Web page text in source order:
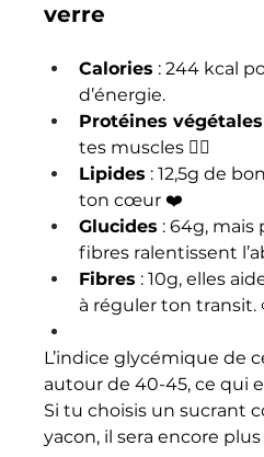
verre
Calories : 244 kcal
d’énergie.
Protéines végétales
tes muscles 🏋️‍♀️
Lipides : 12,5g de
ton cœur ❤️
Glucides : 64g, mais
fibres ralentissent
Fibres : 10g, elles
à réguler ton transit.
L’indice glycémique de
autour de 40-45, ce qui
Si tu choisis un sucrant
yacon, il sera encore